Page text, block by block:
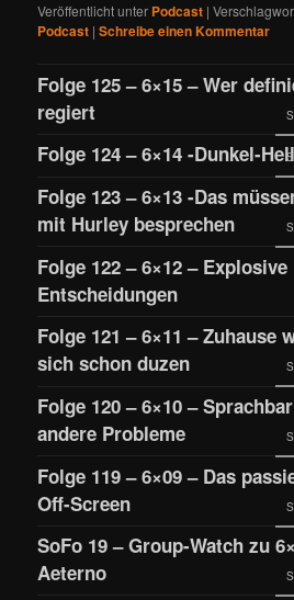
Veröffentlicht unter Podcast |
Podcast |Schreibe einen Kommentar
Folge 125 – 6×15 – Wer
regiert
Folge 124 – 6×14 -Dunkel-
Folge 123 – 6×13 -Das
mit Hurley besprechen
Folge 122 – 6×12 – Explosive
Entscheidungen
Folge 121 – 6×11 – Zuhause
sich schon duzen
Folge 120 – 6×10 –
andere Probleme
Folge 119 – 6×09 – Das
Off-Screen
SoFo 19 – Group-Watch zu
Aeterno